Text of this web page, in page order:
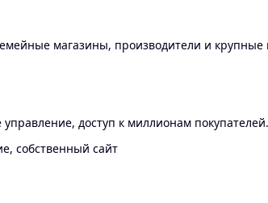
магазины, производители и
доступ к миллионам покупателей.
собственный сайт